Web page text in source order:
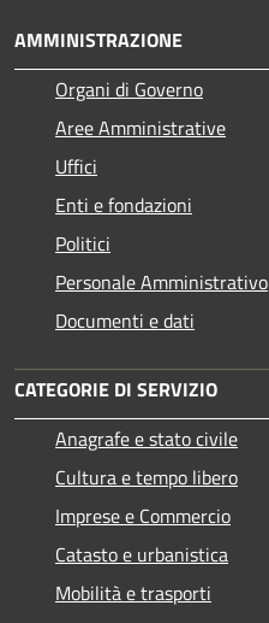
AMMINISTRAZIONE
Organi di Governo
Aree Amministrative
Uffici
Enti e fondazioni
Politici
Personale Amministrativo
Documenti e dati
CATEGORIE DI SERVIZIO
Anagrafe e stato civile
Cultura e tempo libero
Imprese e Commercio
Catasto e urbanistica
Mobilità e trasporti